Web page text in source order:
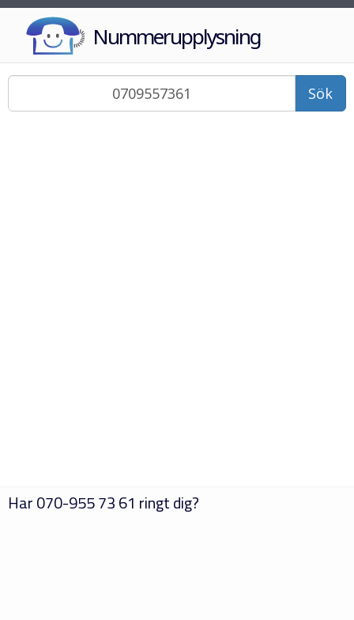
Nummerupplysning
Sök
Har070-955 73 61 ringt dig?